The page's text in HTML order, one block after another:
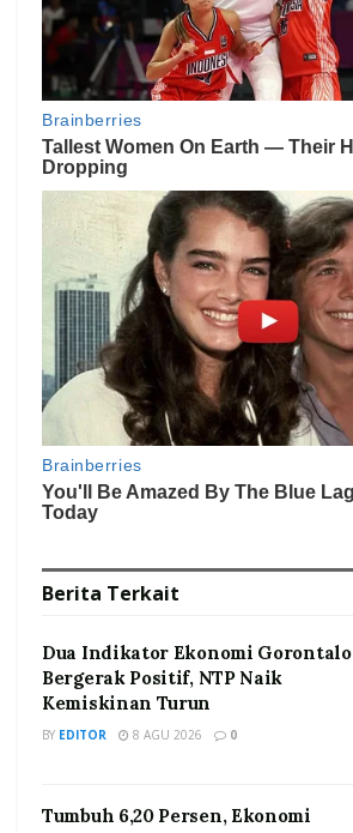
Berita Terkait
Dua Indikator Ekonomi Gorontalo
Bergerak Positif, NTP Naik
Kemiskinan Turun
BY EDITOR 8 AGU 2026 0
Tumbuh 6,20 Persen, Ekonomi